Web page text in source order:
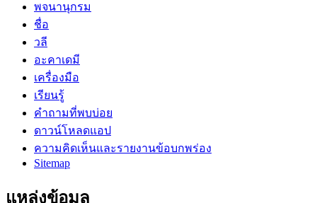
พจนานุกรม
ชื่อ
วลี
อะคาเดมี
เครื่องมือ
เรียนรู้
คำถามที่พบบ่อย
ดาวน์โหลดแอป
ความคิดเห็นและรายงานข้อบกพร่อง
Sitemap
แหล่งข้อมูล